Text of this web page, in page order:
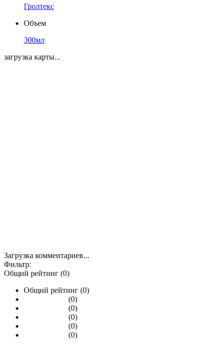
Гролтекс
Объем
300мл
загрузка карты...
Загрузка комментариев...
Фильтр:
Общий рейтинг (0)
Общий рейтинг (0)
(0)
(0)
(0)
(0)
(0)